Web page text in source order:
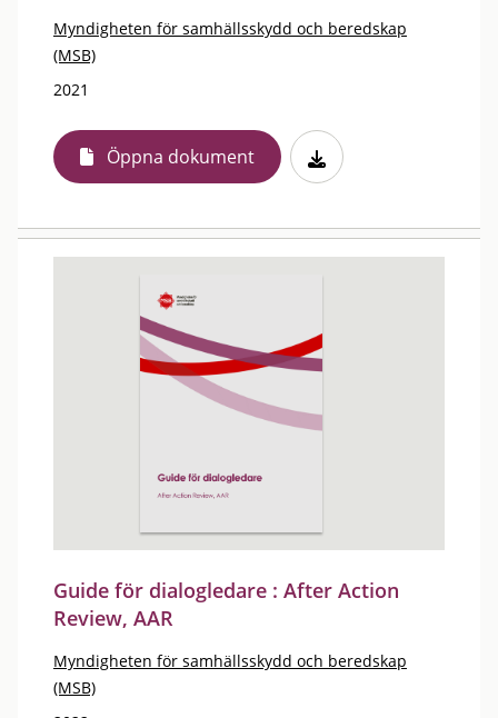
Myndigheten för samhällsskydd och beredskap
(MSB)
2021
Öppna dokument
Guide för dialogledare : After Action
Review, AAR
Myndigheten för samhällsskydd och beredskap
(MSB)